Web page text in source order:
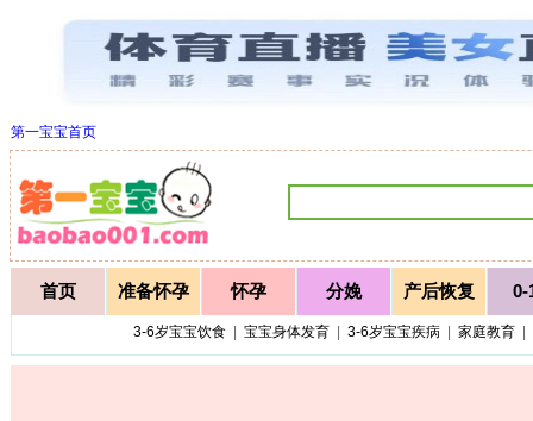
第一宝宝首页
首页 准备怀孕 怀孕 分娩 产后恢复 0-
3-6岁宝宝饮食 宝宝身体发育 3-6岁宝宝疾病 家庭教育